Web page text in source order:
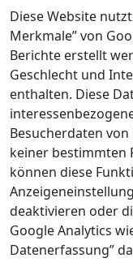
Diese Website
Merkmale” von
Berichte erstellt
Geschlecht und
enthalten. Diese
Besucherdaten
keiner bestimmten
können diese
deaktivieren oder
Google Analytics
Datenerfassung”